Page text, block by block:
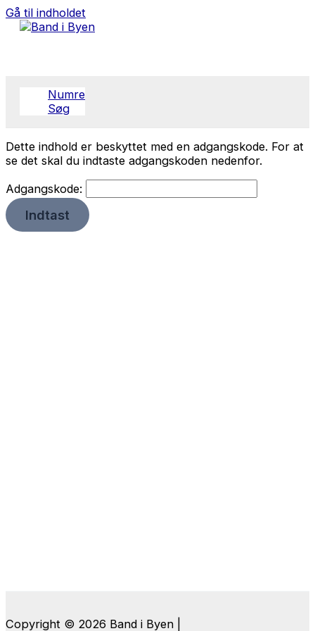
Gå til indholdet
Numre
Søg
Dette indhold er beskyttet med en adgangskode. For at
se det skal du indtaste adgangskoden nedenfor.
Adgangskode:
Copyright © 2026 Band i Byen |